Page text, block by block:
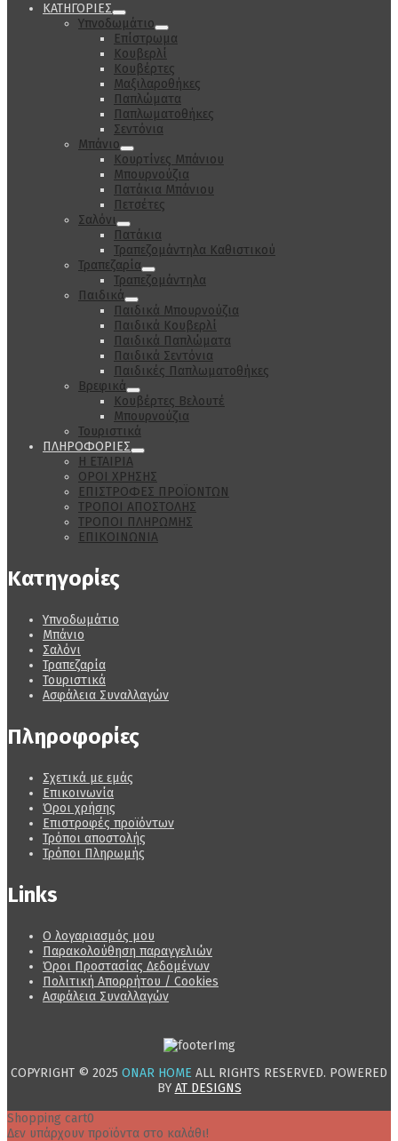
ΚΑΤΗΓΟΡΙΕΣ
Υπνοδωμάτιο
Επίστρωμα
Κουβερλί
Κουβέρτες
Μαξιλαροθήκες
Παπλώματα
Παπλωματοθήκες
Σεντόνια
Μπάνιο
Κουρτίνες Μπάνιου
Μπουρνούζια
Πατάκια Μπάνιου
Πετσέτες
Σαλόνι
Πατάκια
Τραπεζομάντηλα Καθιστικού
Τραπεζαρία
Τραπεζομάντηλα
Παιδικά
Παιδικά Μπουρνούζια
Παιδικά Κουβερλί
Παιδικά Παπλώματα
Παιδικά Σεντόνια
Παιδικές Παπλωματοθήκες
Βρεφικά
Κουβέρτες Βελουτέ
Μπουρνούζια
Τουριστικά
ΠΛΗΡΟΦΟΡΙΕΣ
Η ΕΤΑΙΡΙΑ
ΟΡΟΙ ΧΡΗΣΗΣ
ΕΠΙΣΤΡΟΦΕΣ ΠΡΟΪΟΝΤΩΝ
ΤΡΟΠΟΙ ΑΠΟΣΤΟΛΗΣ
ΤΡΟΠΟΙ ΠΛΗΡΩΜΗΣ
ΕΠΙΚΟΙΝΩΝΙΑ
Κατηγορίες
Υπνοδωμάτιο
Μπάνιο
Σαλόνι
Τραπεζαρία
Τουριστικά
Ασφάλεια Συναλλαγών
Πληροφορίες
Σχετικά με εμάς
Επικοινωνία
Όροι χρήσης
Επιστροφές προϊόντων
Τρόποι αποστολής
Τρόποι Πληρωμής
Links
Ο λογαριασμός μου
Παρακολούθηση παραγγελιών
Όροι Προστασίας Δεδομένων
Πολιτική Απορρήτου / Cookies
Ασφάλεια Συναλλαγών
COPYRIGHT © 2025 ONAR HOME ALL RIGHTS RESERVED. POWERED
BY AT DESIGNS
Shopping cart0
Δεν υπάρχουν προϊόντα στο καλάθι!